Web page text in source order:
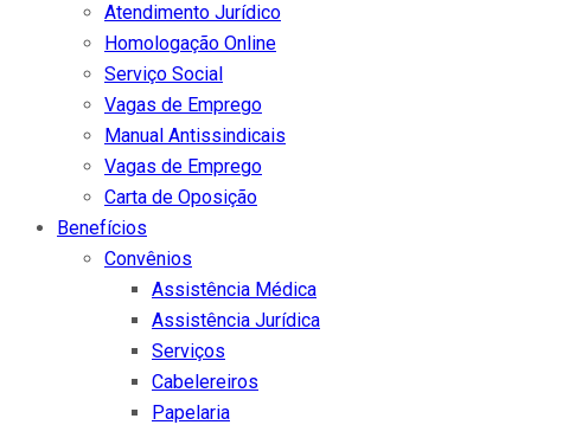
Atendimento Jurídico
Homologação Online
Serviço Social
Vagas de Emprego
Manual Antissindicais
Vagas de Emprego
Carta de Oposição
Benefícios
Convênios
Assistência Médica
Assistência Jurídica
Serviços
Cabelereiros
Papelaria